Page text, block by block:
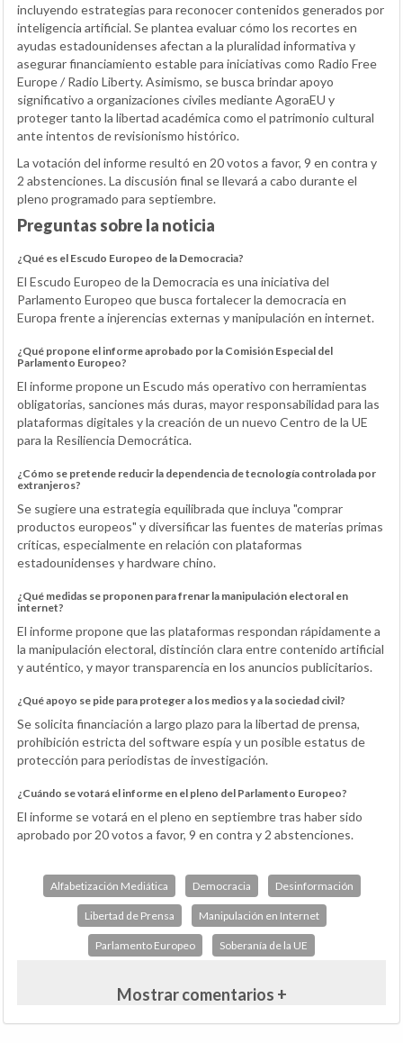
incluyendo estrategias para reconocer contenidos generados por
inteligencia artificial. Se plantea evaluar cómo los recortes en
ayudas estadounidenses afectan a la pluralidad informativa y
asegurar financiamiento estable para iniciativas como Radio Free
Europe / Radio Liberty. Asimismo, se busca brindar apoyo
significativo a organizaciones civiles mediante AgoraEU y
proteger tanto la libertad académica como el patrimonio cultural
ante intentos de revisionismo histórico.
La votación del informe resultó en 20 votos a favor, 9 en contra y
2 abstenciones. La discusión final se llevará a cabo durante el
pleno programado para septiembre.
Preguntas sobre la noticia
¿Qué es el Escudo Europeo de la Democracia?
El Escudo Europeo de la Democracia es una iniciativa del
Parlamento Europeo que busca fortalecer la democracia en
Europa frente a injerencias externas y manipulación en internet.
¿Qué propone el informe aprobado por la Comisión Especial del
Parlamento Europeo?
El informe propone un Escudo más operativo con herramientas
obligatorias, sanciones más duras, mayor responsabilidad para las
plataformas digitales y la creación de un nuevo Centro de la UE
para la Resiliencia Democrática.
¿Cómo se pretende reducir la dependencia de tecnología controlada por
extranjeros?
Se sugiere una estrategia equilibrada que incluya "comprar
productos europeos" y diversificar las fuentes de materias primas
críticas, especialmente en relación con plataformas
estadounidenses y hardware chino.
¿Qué medidas se proponen para frenar la manipulación electoral en
internet?
El informe propone que las plataformas respondan rápidamente a
la manipulación electoral, distinción clara entre contenido artificial
y auténtico, y mayor transparencia en los anuncios publicitarios.
¿Qué apoyo se pide para proteger a los medios y a la sociedad civil?
Se solicita financiación a largo plazo para la libertad de prensa,
prohibición estricta del software espía y un posible estatus de
protección para periodistas de investigación.
¿Cuándo se votará el informe en el pleno del Parlamento Europeo?
El informe se votará en el pleno en septiembre tras haber sido
aprobado por 20 votos a favor, 9 en contra y 2 abstenciones.
Alfabetización Mediática Democracia Desinformación
Libertad de Prensa Manipulación en Internet
Parlamento Europeo Soberanía de la UE
Mostrar comentarios +